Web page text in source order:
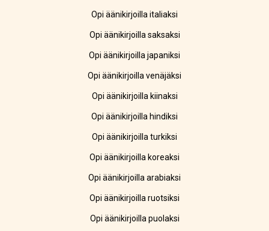
Opi äänikirjoilla italiaksi
Opi äänikirjoilla saksaksi
Opi äänikirjoilla japaniksi
Opi äänikirjoilla venäjäksi
Opi äänikirjoilla kiinaksi
Opi äänikirjoilla hindiksi
Opi äänikirjoilla turkiksi
Opi äänikirjoilla koreaksi
Opi äänikirjoilla arabiaksi
Opi äänikirjoilla ruotsiksi
Opi äänikirjoilla puolaksi